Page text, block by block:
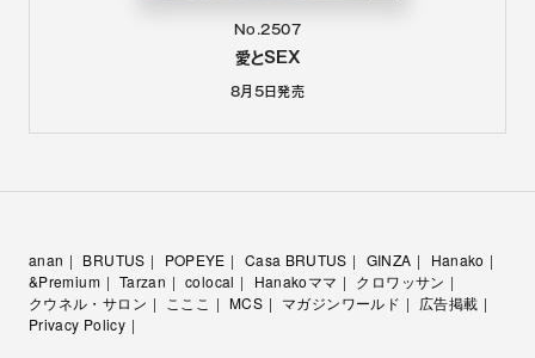
No.2507
愛とSEX
8月5日発売
anan BRUTUS POPEYE Casa BRUTUS GINZA
Hanako
&Premium
Tarzan colocal Hanakoママ
クロワッサン
クウネル・サロン
こここ MCS マガジンワールド
広告掲載
Privacy Policy